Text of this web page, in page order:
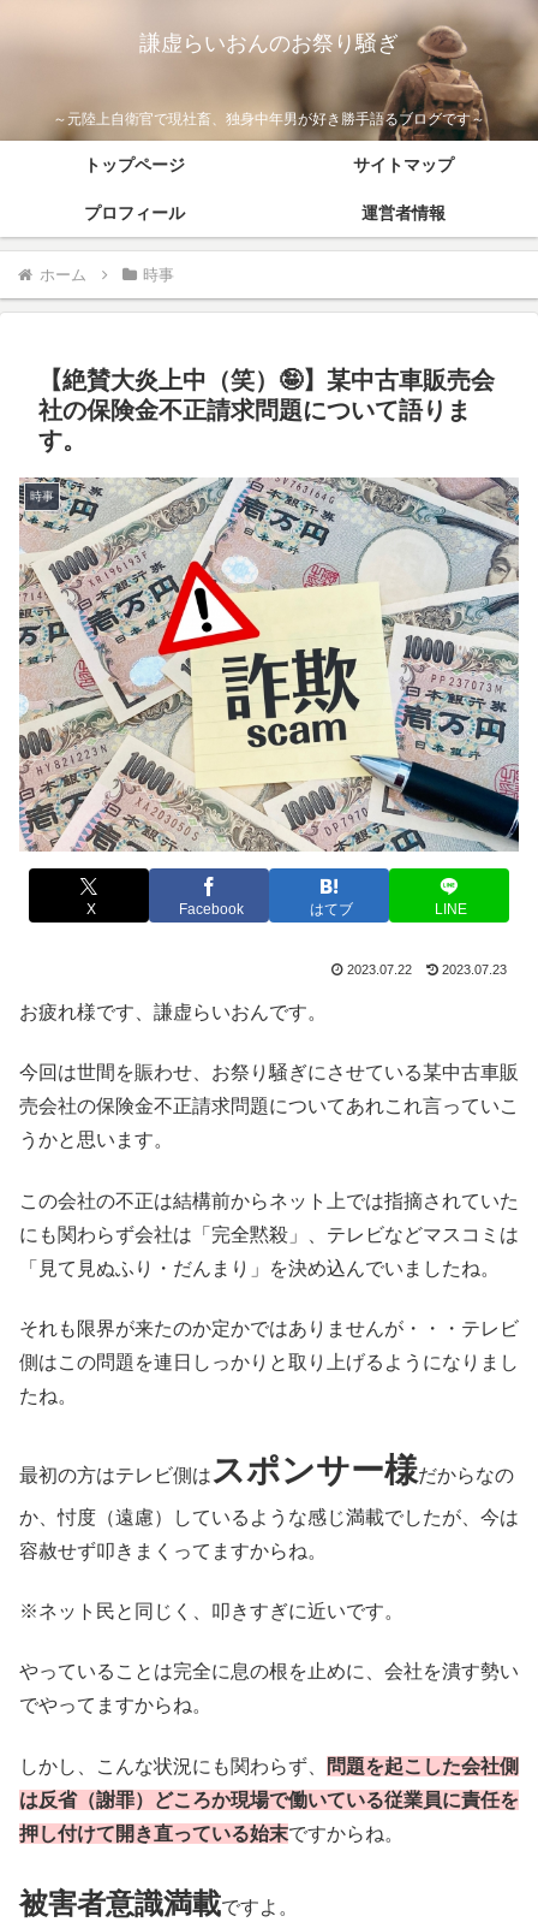
謙虚らいおんのお祭り騒ぎ
～元陸上自衛官で現社畜、独身中年男が好き勝手語るブログです～
トップページ サイトマップ
プロフィール 運営者情報
ホーム 時事
【絶賛大炎上中（笑）🤪】某中古車販売会
社の保険金不正請求問題について語りま
す。
時事
X Facebook はてブ LINE
2023.07.22 2023.07.23
お疲れ様です、謙虚らいおんです。
今回は世間を賑わせ、お祭り騒ぎにさせている某中古車販
売会社の保険金不正請求問題についてあれこれ言っていこ
うかと思います。
この会社の不正は結構前からネット上では指摘されていた
にも関わらず会社は「完全黙殺」、テレビなどマスコミは
「見て見ぬふり・だんまり」を決め込んでいましたね。
それも限界が来たのか定かではありませんが・・・テレビ
側はこの問題を連日しっかりと取り上げるようになりまし
たね。
最初の方はテレビ側はスポンサー様だからなの
か、忖度（遠慮）しているような感じ満載でしたが、今は
容赦せず叩きまくってますからね。
※ネット民と同じく、叩きすぎに近いです。
やっていることは完全に息の根を止めに、会社を潰す勢い
でやってますからね。
しかし、こんな状況にも関わらず、
問題を起こした会社側
は反省（謝罪）どころか現場で働いている従業員に責任を
押し付けて開き直っている始末ですからね。
被害者意識満載ですよ。